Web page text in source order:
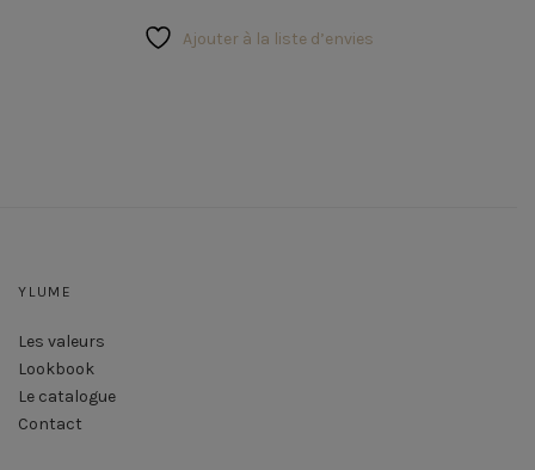
Ajouter à la liste d’envies
YLUME
Les valeurs
Lookbook
Le catalogue
Contact